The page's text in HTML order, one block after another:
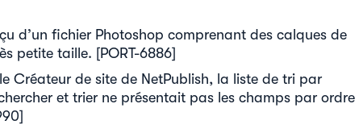
d’un fichier Photoshop comprenant des calques de
petite taille. [PORT-6886]
Créateur de site de NetPublish, la liste de tri par
et trier ne présentait pas les champs par ordre